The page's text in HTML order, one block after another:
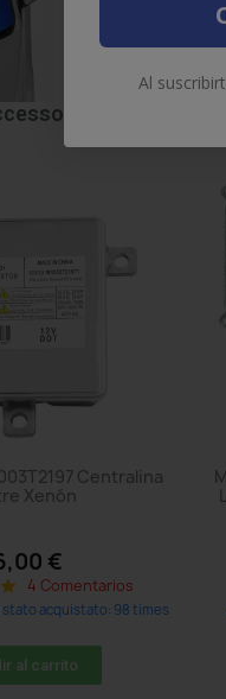
Centralina
Xenón
€
star 4 Comentarios
acquistato: 98 times
al carrito
Al